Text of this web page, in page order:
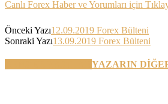
Canlı Forex Haber ve Yorumları için
Önceki Yazı12.09.2019 Forex Bülteni
Sonraki Yazı13.09.2019 Forex Bülteni
YAZARIN